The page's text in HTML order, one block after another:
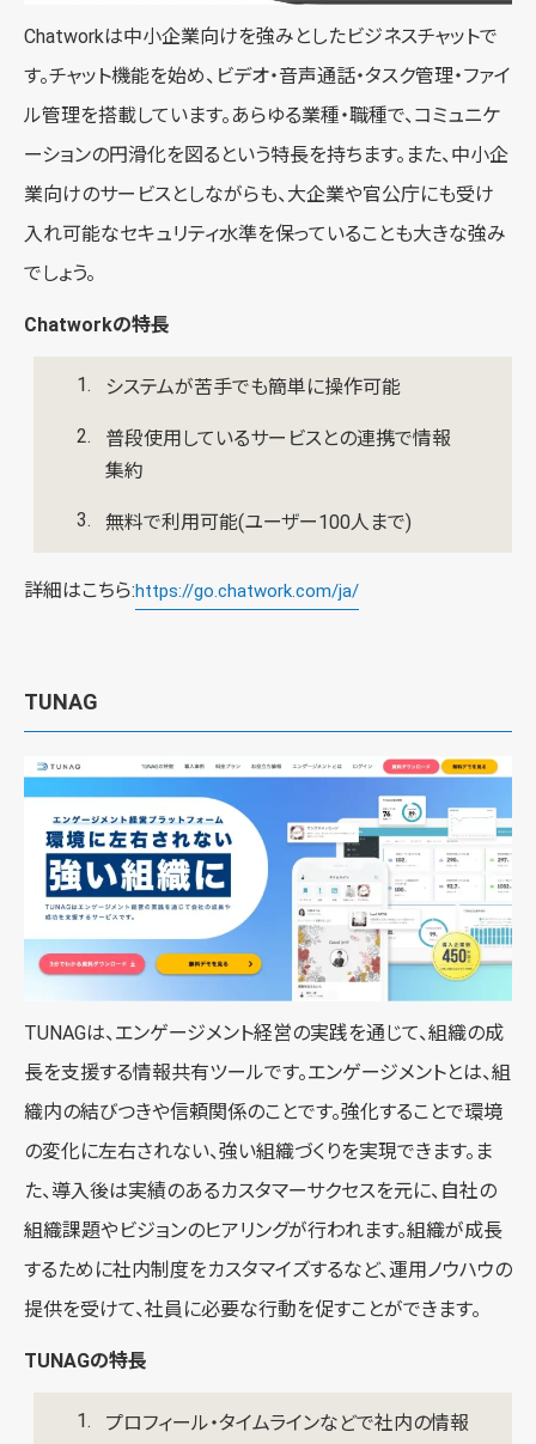
Chatworkは中小企業向けを強みとしたビジネスチャットで
す。チャット機能を始め、ビデオ・音声通話・タスク管理・ファイ
ル管理を搭載しています。あらゆる業種・職種で、コミュニケ
ーションの円滑化を図るという特長を持ちます。また、中小企
業向けのサービスとしながらも、大企業や官公庁にも受け
入れ可能なセキュリティ水準を保っていることも大きな強み
でしょう。
Chatworkの特長
システムが苦手でも簡単に操作可能
普段使用しているサービスとの連携で情報
集約
無料で利用可能(ユーザー100人まで)
詳細はこちら:https://go.chatwork.com/ja/
TUNAG
TUNAGは、エンゲージメント経営の実践を通じて、組織の成
長を支援する情報共有ツールです。エンゲージメントとは、組
織内の結びつきや信頼関係のことです。強化することで環境
の変化に左右されない、強い組織づくりを実現できます。ま
た、導入後は実績のあるカスタマーサクセスを元に、自社の
組織課題やビジョンのヒアリングが行われます。組織が成長
するために社内制度をカスタマイズするなど、運用ノウハウの
提供を受けて、社員に必要な行動を促すことができます。
TUNAGの特長
プロフィール・タイムラインなどで社内の情報